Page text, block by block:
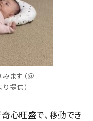
ます（＠
提供）
心旺盛で、移動でき